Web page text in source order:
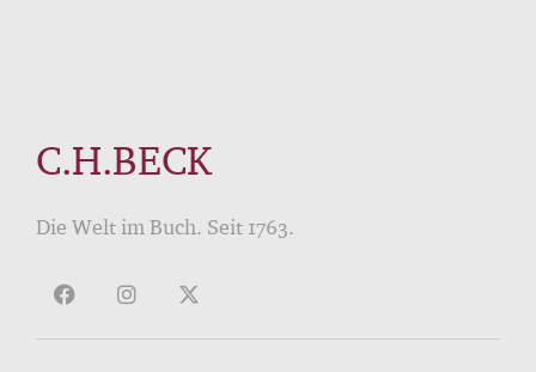
C.H.BECK
Die Welt im Buch. Seit 1763.